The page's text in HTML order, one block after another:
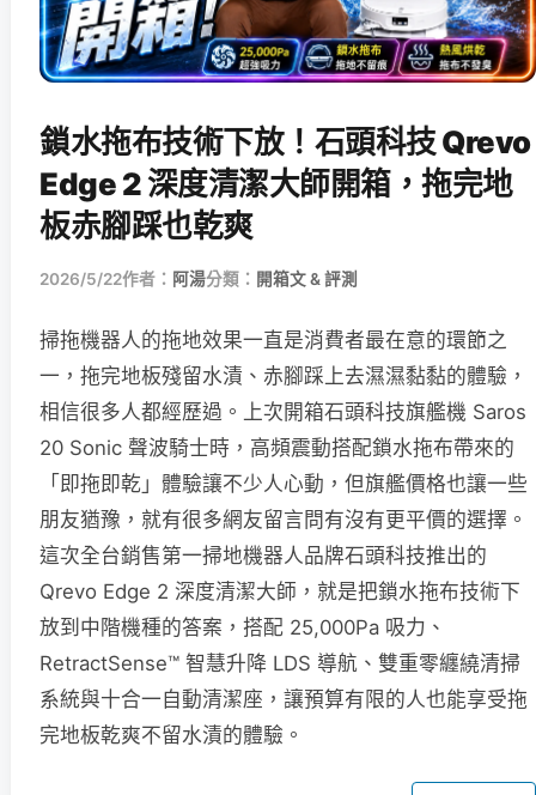
鎖水拖布技術下放！石頭科技 Qrevo
Edge 2 深度清潔大師開箱，拖完地
板赤腳踩也乾爽
2026/5/22作者： 阿湯分類： 開箱文 & 評測
掃拖機器人的拖地效果一直是消費者最在意的環節之
一，拖完地板殘留水漬、赤腳踩上去濕濕黏黏的體驗，
相信很多人都經歷過。上次開箱石頭科技旗艦機 Saros
20 Sonic 聲波騎士時，高頻震動搭配鎖水拖布帶來的
「即拖即乾」體驗讓不少人心動，但旗艦價格也讓一些
朋友猶豫，就有很多網友留言問有沒有更平價的選擇。
這次全台銷售第一掃地機器人品牌石頭科技推出的
Qrevo Edge 2 深度清潔大師，就是把鎖水拖布技術下
放到中階機種的答案，搭配 25,000Pa 吸力、
RetractSense™ 智慧升降 LDS 導航、雙重零纏繞清掃
系統與十合一自動清潔座，讓預算有限的人也能享受拖
完地板乾爽不留水漬的體驗。